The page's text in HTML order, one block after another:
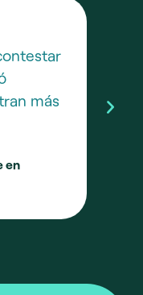
más
en